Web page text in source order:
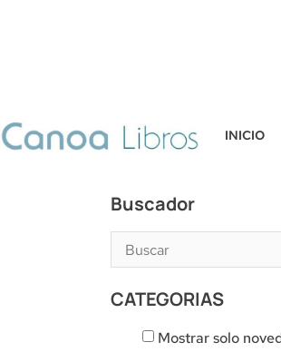
INICIO
Buscador
CATEGORIAS
Mostrar solo